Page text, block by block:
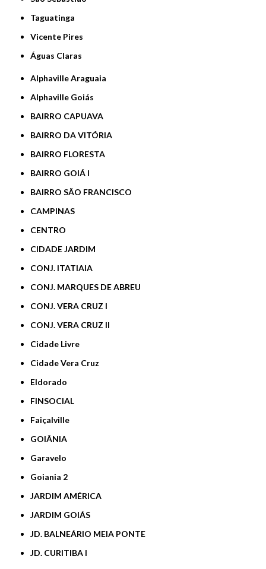
Taguatinga
Vicente Pires
Águas Claras
Alphaville Araguaia
Alphaville Goiás
BAIRRO CAPUAVA
BAIRRO DA VITÓRIA
BAIRRO FLORESTA
BAIRRO GOIÁ I
BAIRRO SÃO FRANCISCO
CAMPINAS
CENTRO
CIDADE JARDIM
CONJ. ITATIAIA
CONJ. MARQUES DE ABREU
CONJ. VERA CRUZ I
CONJ. VERA CRUZ II
Cidade Livre
Cidade Vera Cruz
Eldorado
FINSOCIAL
Faiçalville
GOIÂNIA
Garavelo
Goiania 2
JARDIM AMÉRICA
JARDIM GOIÁS
JD. BALNEÁRIO MEIA PONTE
JD. CURITIBA I